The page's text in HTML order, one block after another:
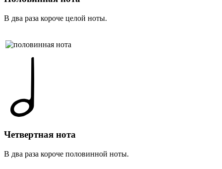
В два раза короче целой ноты.
Четвертная нота
В два раза короче половинной ноты.